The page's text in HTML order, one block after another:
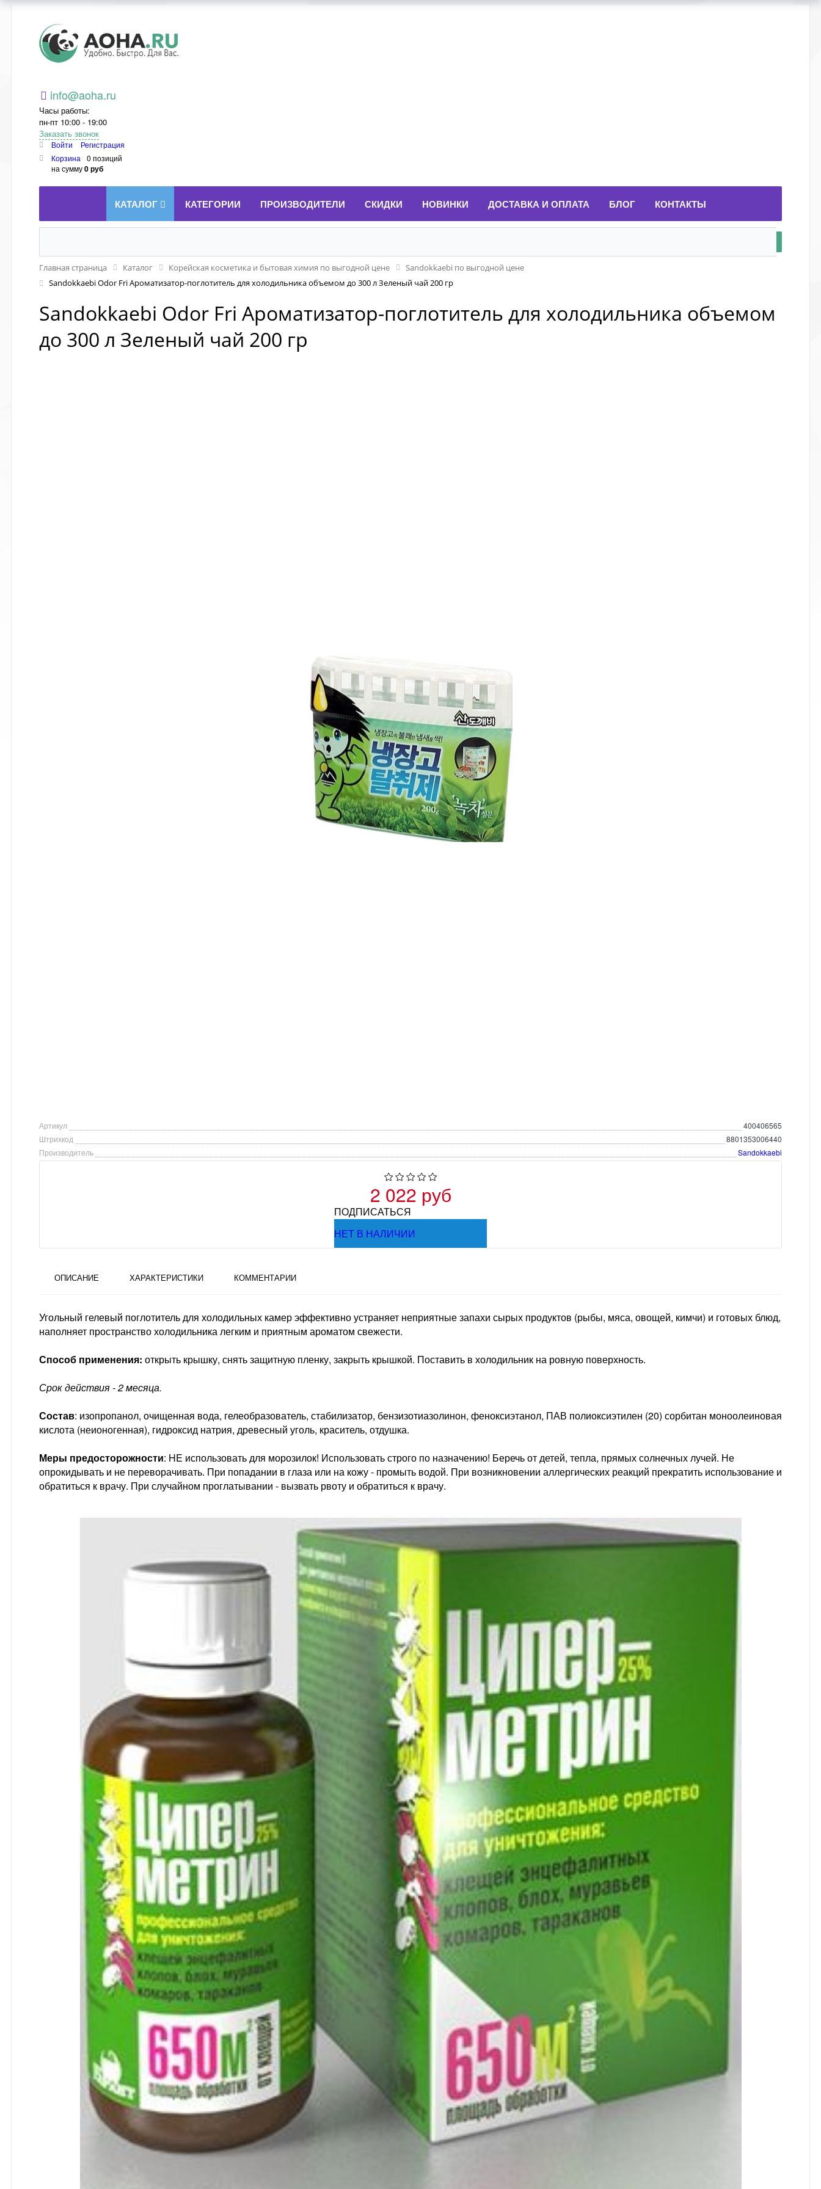
Aoha.ru
info@aoha.ru
Часы работы:
пн-пт 10:00 - 19:00
Заказать звонок
Войти
Регистрация
Корзина
0 позиций
на сумму0 руб
КАТАЛОГ КАТЕГОРИИ ПРОИЗВОДИТЕЛИ СКИДКИ НОВИНКИ ДОСТАВКА И ОПЛАТА БЛОГ КОНТАКТЫ
Главная страница Каталог Корейская косметика и бытовая химия по выгодной цене
Sandokkaebi по выгодной цене
Sandokkaebi Odor Fri Ароматизатор-поглотитель для холодильника объемом до 300 л Зеленый чай 200 гр
Sandokkaebi Odor Fri Ароматизатор-поглотитель для холодильника объемом
до 300 л Зеленый чай 200 гр
Артикул
400406565
Штрихкод
8801353006440
Производитель
Sandokkaebi
2 022 руб
ПОДПИСАТЬСЯ
НЕТ В НАЛИЧИИ
ОПИСАНИЕ ХАРАКТЕРИСТИКИ КОММЕНТАРИИ
Угольный гелевый поглотитель для холодильных камер эффективно устраняет неприятные запахи сырых продуктов (рыбы, мяса, овощей, кимчи) и готовых блюд,
наполняет пространство холодильника легким и приятным ароматом свежести.
Способ применения: открыть крышку, снять защитную пленку, закрыть крышкой. Поставить в холодильник на ровную поверхность.
Срок действия - 2 месяца.
Состав: изопропанол, очищенная вода, гелеобразователь, стабилизатор, бензизотиазолинон, феноксиэтанол, ПАВ полиоксиэтилен (20) сорбитан моноолеиновая
кислота (неионогенная), гидроксид натрия, древесный уголь, краситель, отдушка.
Меры предосторожности: HE использовать для морозилок! Использовать строго по назначению! Беречь от детей, тепла, прямых солнечных лучей. Не
опрокидывать и не переворачивать. При попадании в глаза или на кожу - промыть водой. При возникновении аллергических реакций прекратить использование и
обратиться к врачу. При случайном проглатывании - вызвать рвоту и обратиться к врачу.